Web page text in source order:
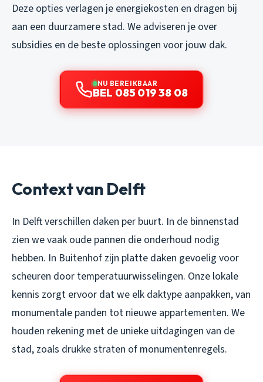
Deze opties verlagen je energiekosten en dragen bij
aan een duurzamere stad. We adviseren je over
subsidies en de beste oplossingen voor jouw dak.
NU BEREIKBAAR
BEL 085 019 38 08
Context van Delft
In Delft verschillen daken per buurt. In de binnenstad
zien we vaak oude pannen die onderhoud nodig
hebben. In Buitenhof zijn platte daken gevoelig voor
scheuren door temperatuurwisselingen. Onze lokale
kennis zorgt ervoor dat we elk daktype aanpakken, van
monumentale panden tot nieuwe appartementen. We
houden rekening met de unieke uitdagingen van de
stad, zoals drukke straten of monumentenregels.